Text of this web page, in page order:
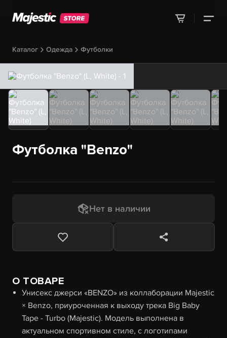
Каталог Одежда Футболки
Футболка "Benzo"
Нет в наличии
О ТОВАРЕ
Унисекс джерси «BENZO» из коллаборации Majestic
× Benzo, приуроченная к выходу трека Big Baby
Tape - Turbo (Majestic). Модель выполнена в
актуальном спортивном стиле, с логотипами